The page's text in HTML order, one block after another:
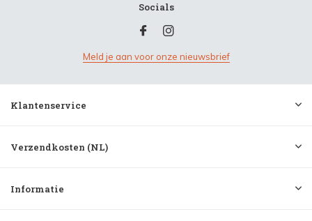
Socials
Meld je aan voor onze nieuwsbrief
Klantenservice
Verzendkosten (NL)
Informatie